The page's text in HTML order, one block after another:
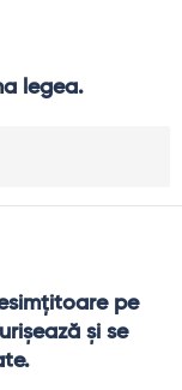
legea.
pe
şi se